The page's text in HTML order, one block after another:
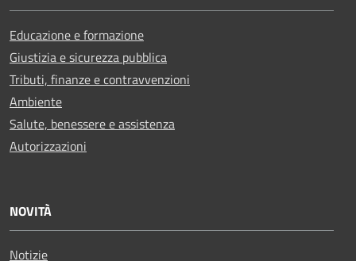
Educazione e formazione
Giustizia e sicurezza pubblica
Tributi, finanze e contravvenzioni
Ambiente
Salute, benessere e assistenza
Autorizzazioni
NOVITÀ
Notizie